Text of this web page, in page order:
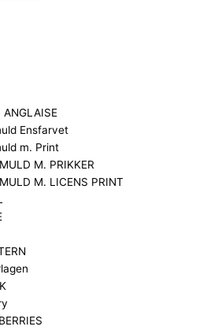
ANGLAISE
Ensfarvet
m. Print
M. PRIKKER
M. LICENS PRINT